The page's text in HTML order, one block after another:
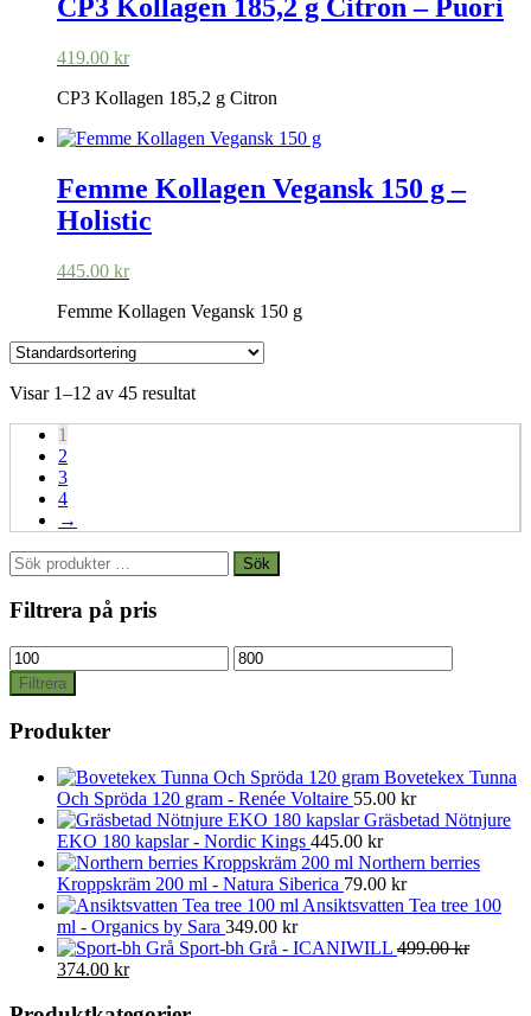
CP3 Kollagen 185,2 g Citron – Puori
419.00 kr
CP3 Kollagen 185,2 g Citron
Femme Kollagen Vegansk 150 g –
Holistic
445.00 kr
Femme Kollagen Vegansk 150 g
Visar 1–12 av 45 resultat
1
2
3
4
→
Sök
efter:
Sök
Filtrera på pris
Min
pris
Max
pris
Filtrera
Produkter
Bovetekex Tunna
Och Spröda 120 gram - Renée Voltaire 55.00 kr
Gräsbetad Nötnjure
EKO 180 kapslar - Nordic Kings 445.00 kr
Northern berries
Kroppskräm 200 ml - Natura Siberica 79.00 kr
Ansiktsvatten Tea tree 100
ml - Organics by Sara 349.00 kr
Sport-bh Grå - ICANIWILL 499.00kr
Det
priset
374.00 krDet
priset